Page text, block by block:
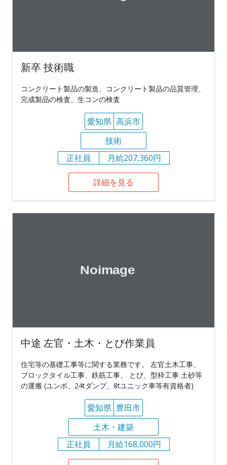
新卒 技術職
コンクリート製品の製造、コンクリート製品の品質管理、
完成製品の検査、生コンの検査
愛知県 高浜市
技術
正社員
月給207,360円
詳細を見る
中途 左官・土木・とび作業員
住宅等の基礎工事等に関する業務です。 左官土木工事、
ブロックタイル工事、鉄筋工事、 とび、型枠工事 土砂等
の運搬 (ユンボ、24tダンプ、8tユニック車等有資格者)
愛知県 豊田市
土木・建築
正社員
月給168,000円